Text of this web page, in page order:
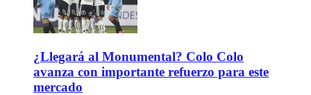
¿Llegará al Monumental? Colo Colo
avanza con importante refuerzo para este
mercado